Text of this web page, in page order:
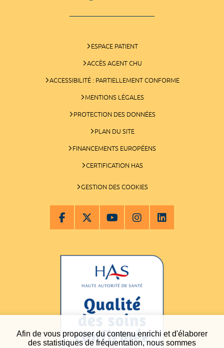
Afin de vous proposer du contenu enrichi et d'élaborer
des statistiques de fréquentation, nous sommes
ESPACE PATIENT
ACCÈS AGENT CHU
ACCESSIBILITÉ : PARTIELLEMENT CONFORME
MENTIONS LÉGALES
PROTECTION DES DONNÉES
PLAN DU SITE
FINANCEMENTS EUROPÉENS
CERTIFICATION HAS
GESTION DES COOKIES